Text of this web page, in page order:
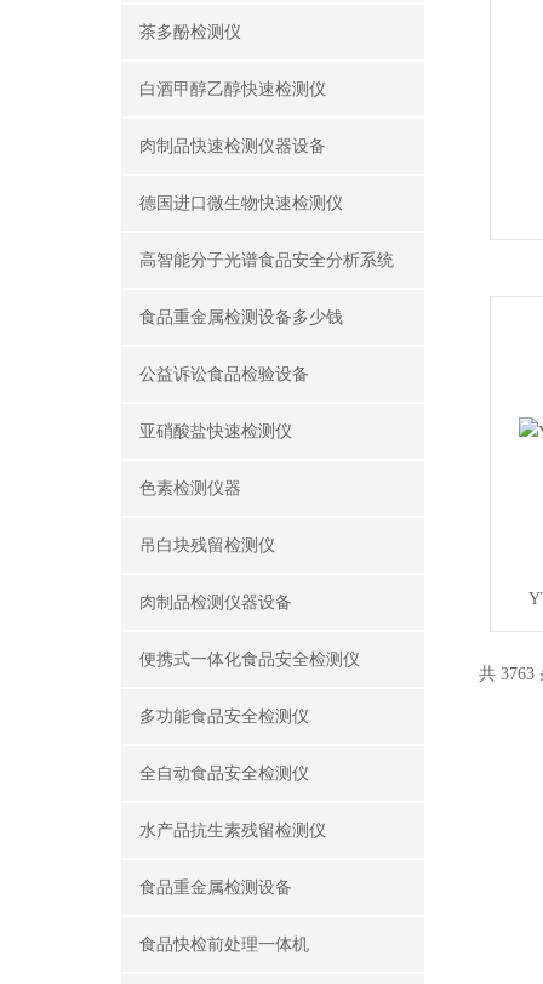
茶多酚检测仪
白酒甲醇乙醇快速检测仪
肉制品快速检测仪器设备
德国进口微生物快速检测仪
高智能分子光谱食品安全分析系统
食品重金属检测设备多少钱
公益诉讼食品检验设备
亚硝酸盐快速检测仪
色素检测仪器
吊白块残留检测仪
肉制品检测仪器设备
便携式一体化食品安全检测仪
多功能食品安全检测仪
全自动食品安全检测仪
水产品抗生素残留检测仪
食品重金属检测设备
食品快检前处理一体机
共 3763